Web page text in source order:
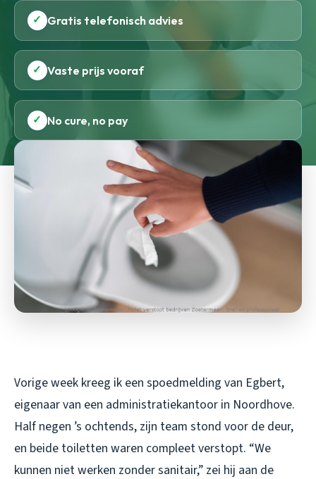
✓ Gratis telefonisch advies
✓ Vaste prijs vooraf
✓ No cure, no pay
Vorige week kreeg ik een spoedmelding van Egbert,
eigenaar van een administratiekantoor in Noordhove.
Half negen ’s ochtends, zijn team stond voor de deur,
en beide toiletten waren compleet verstopt. “We
kunnen niet werken zonder sanitair,” zei hij aan de